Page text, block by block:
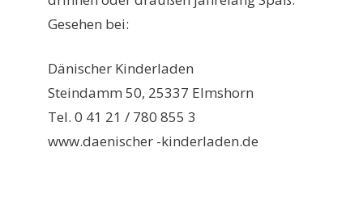
Gesehen bei:
Dänischer Kinderladen
Steindamm 50, 25337 Elmshorn
Tel. 0 41 21 / 780 855 3
www.daenischer -kinderladen.de